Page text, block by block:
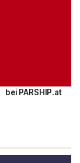
bei PARSHIP.at